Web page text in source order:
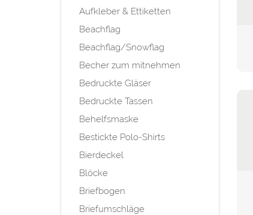
Aufkleber & Ettiketten
Beachflag
Beachflag/Snowflag
Becher zum mitnehmen
Bedruckte Gläser
Bedruckte Tassen
Behelfsmaske
Bestickte Polo-Shirts
Bierdeckel
Blöcke
Briefbogen
Briefumschläge